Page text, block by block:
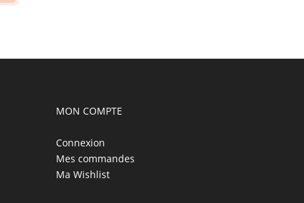
MON COMPTE
Connexion
Mes commandes
Ma Wishlist